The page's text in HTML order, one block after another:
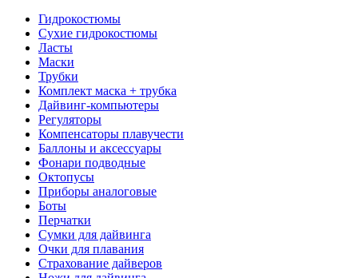
Гидрокостюмы
Сухие гидрокостюмы
Ласты
Маски
Трубки
Комплект маска + трубка
Дайвинг-компьютеры
Регуляторы
Компенсаторы плавучести
Баллоны и аксессуары
Фонари подводные
Октопусы
Приборы аналоговые
Боты
Перчатки
Сумки для дайвинга
Очки для плавания
Страхование дайверов